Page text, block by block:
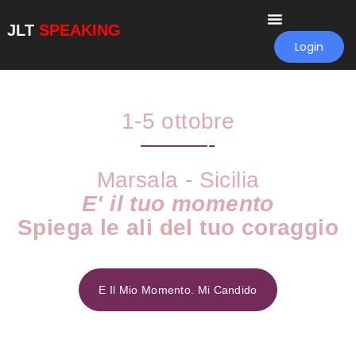
JLT SPEAKING
Login
1-5 ottobre
———-
Marsala - Sicilia
E' il tuo momento
Spiega le ali del tuo coraggio
E Il Mio Momento. Mi Candido